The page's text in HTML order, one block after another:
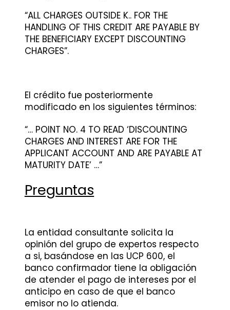
“ALL CHARGES OUTSIDE K.. FOR THE
HANDLING OF THIS CREDIT ARE PAYABLE BY
THE BENEFICIARY EXCEPT DISCOUNTING
CHARGES”.
El crédito fue posteriormente
modificado en los siguientes términos:
“… POINT NO. 4 TO READ ‘DISCOUNTING
CHARGES AND INTEREST ARE FOR THE
APPLICANT ACCOUNT AND ARE PAYABLE AT
MATURITY DATE’ …”
Preguntas
La entidad consultante solicita la
opinión del grupo de expertos respecto
a si, basándose en las UCP 600, el
banco confirmador tiene la obligación
de atender el pago de intereses por el
anticipo en caso de que el banco
emisor no lo atienda.